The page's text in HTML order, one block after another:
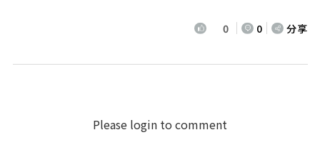
0 0 分享
Please login to comment